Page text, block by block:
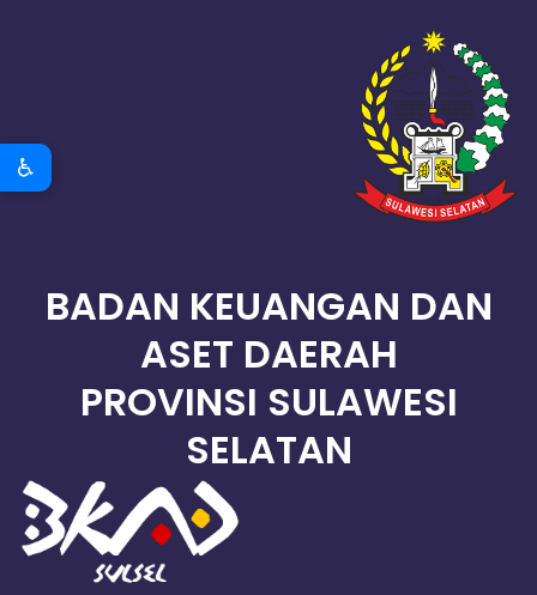
♿
BADAN KEUANGAN DAN
ASET DAERAH
PROVINSI SULAWESI
SELATAN